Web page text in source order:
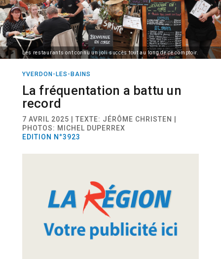
Les restaurants ont connu un joli succès tout au long de ce comptoir.
YVERDON-LES-BAINS
La fréquentation a battu un
record
7 AVRIL 2025 | TEXTE: JÉRÔME CHRISTEN |
PHOTOS: MICHEL DUPERREX
EDITION N°3923